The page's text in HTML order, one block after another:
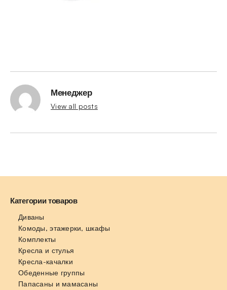
Менеджер
View all posts
Категории товаров
Диваны
Комоды, этажерки, шкафы
Комплекты
Кресла и стулья
Кресла-качалки
Обеденные группы
Папасаны и мамасаны